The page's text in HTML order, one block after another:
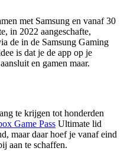
met Samsung en vanaf 30
in 2022 aangeschafte,
de in de Samsung Gaming
is dat je de app op je
en gamen maar.
te krijgen tot honderden
Game Pass Ultimate lid
maar daar hoef je vanaf eind
aan te schaffen.